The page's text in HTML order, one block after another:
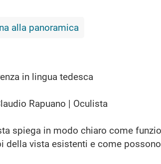
alla panoramica
in lingua tedesca
Rapuano | Oculista
spiega in modo chiaro come
della vista esistenti e come